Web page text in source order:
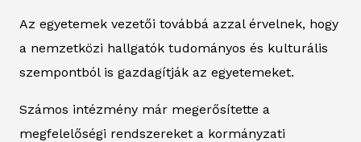
Az egyetemek vezetői továbbá azzal érvelnek, hogy
a nemzetközi hallgatók tudományos és kulturális
szempontból is gazdagítják az egyetemeket.
Számos intézmény már megerősítette a
megfelelőségi rendszereket a kormányzati